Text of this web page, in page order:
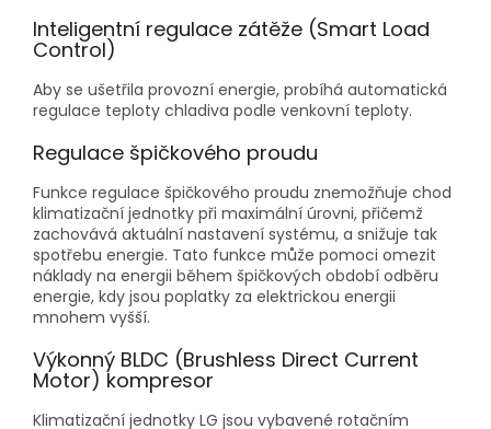
Inteligentní regulace zátěže (Smart Load
Control)
Aby se ušetřila provozní energie, probíhá automatická
regulace teploty chladiva podle venkovní teploty.
Regulace špičkového proudu
Funkce regulace špičkového proudu znemožňuje chod
klimatizační jednotky při maximální úrovni, přičemž
zachovává aktuální nastavení systému, a snižuje tak
spotřebu energie. Tato funkce může pomoci omezit
náklady na energii během špičkových období odběru
energie, kdy jsou poplatky za elektrickou energii
mnohem vyšší.
Výkonný BLDC (Brushless Direct Current
Motor) kompresor
Klimatizační jednotky LG jsou vybavené rotačním